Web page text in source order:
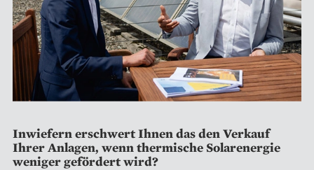
Inwiefern erschwert Ihnen das den Verkauf
Ihrer Anlagen, wenn thermische Solarenergie
weniger gefördert wird?